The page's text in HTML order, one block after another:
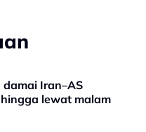
Iran–AS
lewat malam